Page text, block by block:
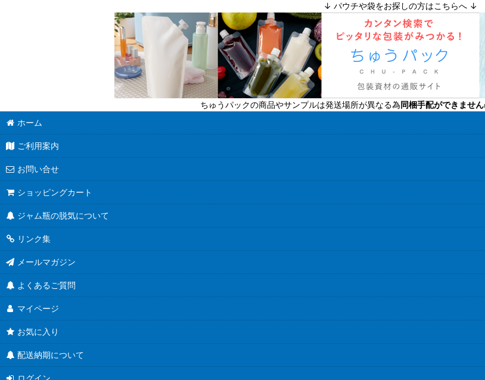
↓ パウチや袋をお探しの方はこちらへ ↓
ちゅうパックの商品やサンプルは発送場所が異なる為同梱手配ができません
ホーム
ご利用案内
お問い合せ
ショッピングカート
ジャム瓶の脱気について
リンク集
メールマガジン
よくあるご質問
マイページ
お気に入り
配送納期について
ログイン